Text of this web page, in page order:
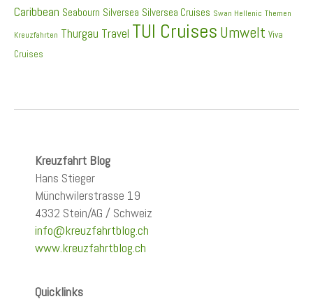
Caribbean Seabourn Silversea Silversea Cruises Swan Hellenic Themen
Kreuzfahrten Thurgau Travel TUI Cruises Umwelt Viva
Cruises
Kreuzfahrt Blog
Hans Stieger
Münchwilerstrasse 19
4332 Stein/AG / Schweiz
info@kreuzfahrtblog.ch
www.kreuzfahrtblog.ch
Quicklinks